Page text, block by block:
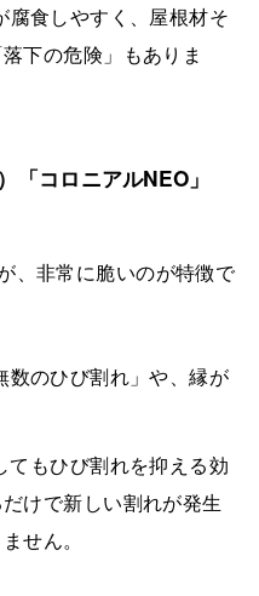
腐食しやすく、屋根材そ
下の危険」もありま
コロニアルNEO」
、非常に脆いのが特徴で
数のひび割れ」や、縁が
てもひび割れを抑える効
けで新しい割れが発生
せん。